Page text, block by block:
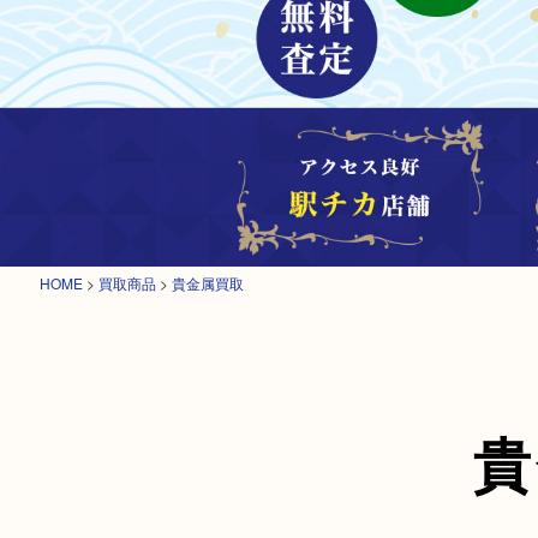
HOME > 買取商品 > 貴金属買取